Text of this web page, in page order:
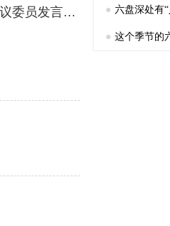
精准建言高水平履职 携手共促高质量发展——市政协五届四次会议委员发言大会发言摘编 六盘深处有
这个季节的